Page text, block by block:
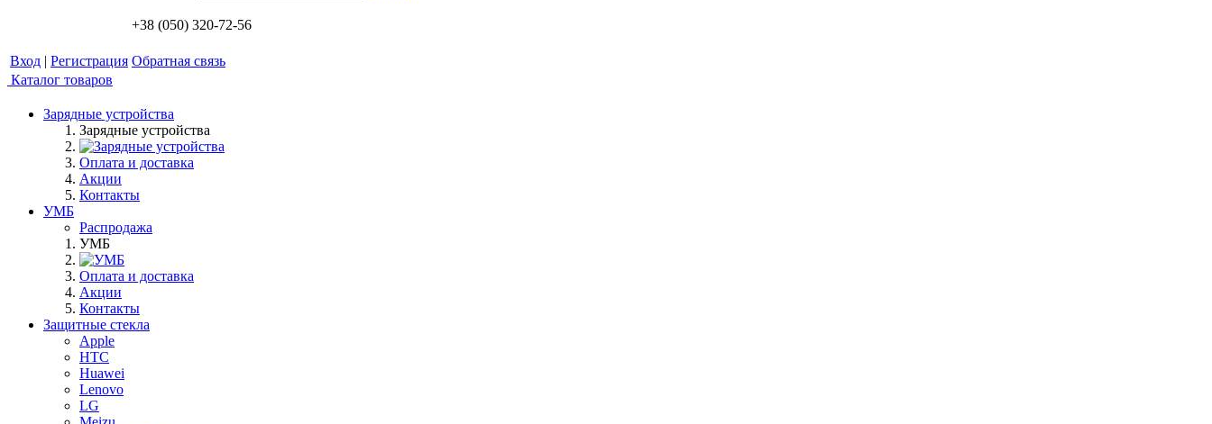
+38 (050) 320-72-56
Вход | Регистрация Обратная связь
Каталог товаров
Зарядные устройства
Зарядные устройства
Оплата и доставка
Акции
Контакты
УМБ
Распродажа
УМБ
Оплата и доставка
Акции
Контакты
Защитные стекла
Apple
HTC
Huawei
Lenovo
LG